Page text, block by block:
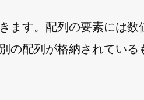
ます。配列の要素には数
の配列が格納されてい